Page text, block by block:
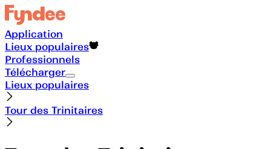
Application
Lieux populaires
Professionnels
Télécharger
Lieux populaires
Tour des Trinitaires